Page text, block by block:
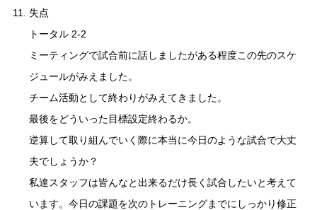
失点
トータル 2-2
ミーティングで試合前に話しましたがある程度この先のスケ
ジュールがみえました。
チーム活動として終わりがみえてきました。
最後をどういった目標設定終わるか。
逆算して取り組んでいく際に本当に今日のような試合で大丈
夫でしょうか？
私達スタッフは皆んなと出来るだけ長く試合したいと考えて
います。今日の課題を次のトレーニングまでにしっかり修正